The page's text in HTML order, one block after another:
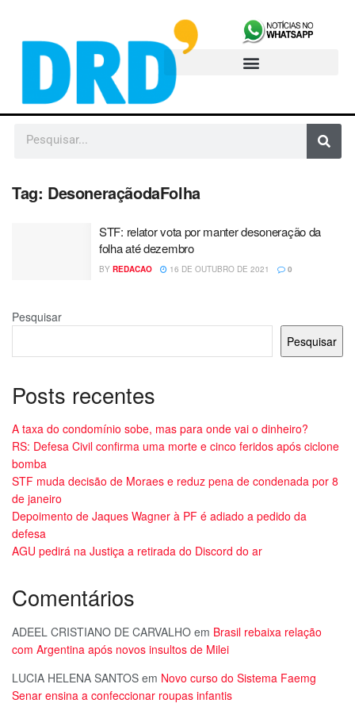
Tag: DesoneraçãodaFolha
STF: relator vota por manter desoneração da
folha até dezembro
BY REDACAO 16 DE OUTUBRO DE 2021 0
Pesquisar
Pesquisar
Posts recentes
A taxa do condomínio sobe, mas para onde vai o dinheiro?
RS: Defesa Civil confirma uma morte e cinco feridos após ciclone
bomba
STF muda decisão de Moraes e reduz pena de condenada por 8
de janeiro
Depoimento de Jaques Wagner à PF é adiado a pedido da
defesa
AGU pedirá na Justiça a retirada do Discord do ar
Comentários
ADEEL CRISTIANO DE CARVALHO em Brasil rebaixa relação
com Argentina após novos insultos de Milei
LUCIA HELENA SANTOS em Novo curso do Sistema Faemg
Senar ensina a confeccionar roupas infantis